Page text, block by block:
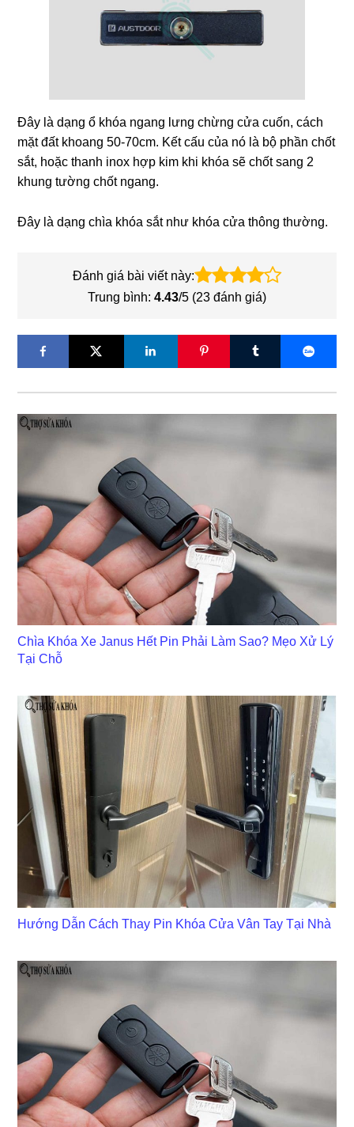
Đây là dạng ổ khóa ngang lưng chừng cửa cuốn, cách
mặt đất khoang 50-70cm. Kết cấu của nó là bộ phần chốt
sắt, hoặc thanh inox hợp kim khi khóa sẽ chốt sang 2
khung tường chốt ngang.
Đây là dạng chìa khóa sắt như khóa cửa thông thường.
Đánh giá bài viết này:
Trung bình: 4.43/5 (23 đánh giá)
Chìa Khóa Xe Janus Hết Pin Phải Làm Sao? Mẹo Xử Lý
Tại Chỗ
Hướng Dẫn Cách Thay Pin Khóa Cửa Vân Tay Tại Nhà